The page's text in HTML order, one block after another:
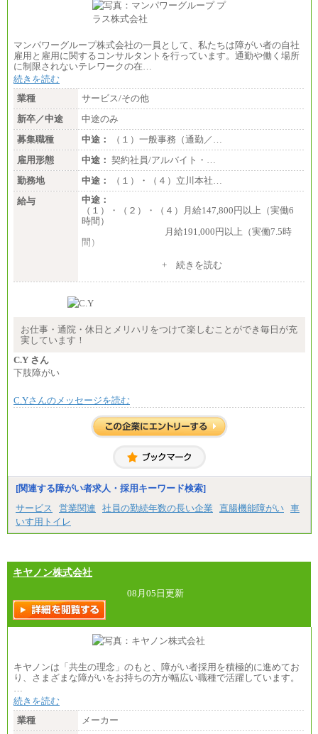
マンパワーグループ株式会社の一員として、私たちは障がい者の自社
雇用と雇用に関するコンサルタントを行っています。通勤や働く場所
に制限されないテレワークの在…
続きを読む
業種
サービス/その他
新卒／中途
中途のみ
募集職種
中途：
（１）一般事務（通勤／…
雇用形態
中途： 契約社員/アルバイト・…
勤務地
中途：
（１）・（４）立川本社…
給与
中途：
（１）・（２）・（４）月給147,800円以上（実働6
時間）
月給191,000円以上（実働7.5時
間）
（３）月給191,000円以上（実働7.5時間）
（５）月給147,800円以上（実働6時間）
時給 1,226円（実働4.5時間）
間額換算額）
・退職金相当手当 37円
+ 続きを読む
お仕事・通院・休日とメリハリをつけて楽しむことができ毎日が充
実しています！
C.Y さん
下肢障がい
C.Yさんのメッセージを読む
[関連する障がい者求人・採用キーワード検索]
サービス
営業関連 社員の勤続年数の長い企業 直腸機能障がい 車
いす用トイレ
キヤノン株式会社
08月05日更新
キヤノンは「共生の理念」のもと、障がい者採用を積極的に進めてお
り、さまざまな障がいをお持ちの方が幅広い職種で活躍しています。
…
続きを読む
業種
メーカー